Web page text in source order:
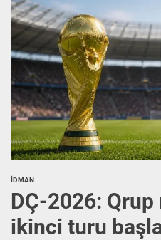
İDMAN
DÇ-2026:
ikinci turu